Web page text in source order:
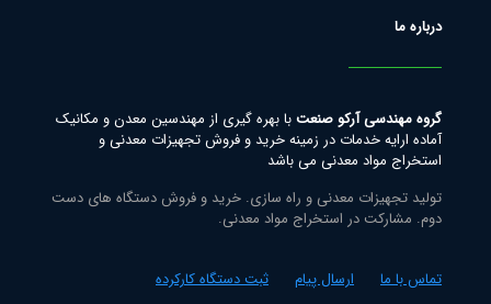
درباره ما
گروه مهندسی آرکو صنعتبا بهره گیری از مهندسین معدن و مکانیک
آماده ارایه خدمات در زمینه خرید و فروش تجهیزات معدنی و
استخراج مواد معدنی می باشد
تولید تجهیزات معدنی و راه سازی. خرید و فروش دستگاه های دست
دوم. مشارکت در استخراج مواد معدنی.
تماس با ما ارسال پیام ثبت دستگاه کارکرده